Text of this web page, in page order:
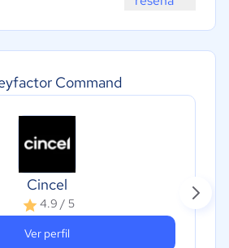
Command
Cincel
4.9 / 5
Ver perfil